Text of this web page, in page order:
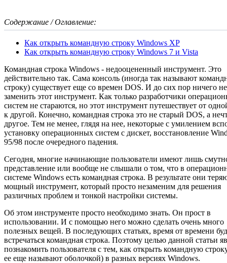
Содержание / Оглавление:
Как открыть командную строку Windows XP
Как открыть командную строку Windows 7 и Vista
Командная строка Windows - недооцененный инструмент. Это
действительно так. Сама консоль (иногда так называют
строку) существует еще со времен DOS. И до сих пор ничего
заменить этот инструмент. Как только разработчики
систем не стараются, но этот инструмент путешествует от
к другой. Конечно, командная строка это не старый DOS, а
другое. Тем не менее, глядя на нее, некоторые с умилением
установку операционных систем с дискет, восстановление
95/98 после очередного падения.
Сегодня, многие начинающие пользователи имеют лишь
представление или вообще не слышали о том, что в
системе Windows есть командная строка. В результате они
мощный инструмент, который просто незаменим для решения
различных проблем и тонкой настройки системы.
Об этом инструменте просто необходимо знать. Он прост в
использовании. И с помощью него можно сделать очень много
полезных вещей. В последующих статьях, время от времени
встречаться командная строка. Поэтому целью данной статьи
познакомить пользователя с тем, как открыть командную
ее еще называют оболочкой) в разных версиях Windows.